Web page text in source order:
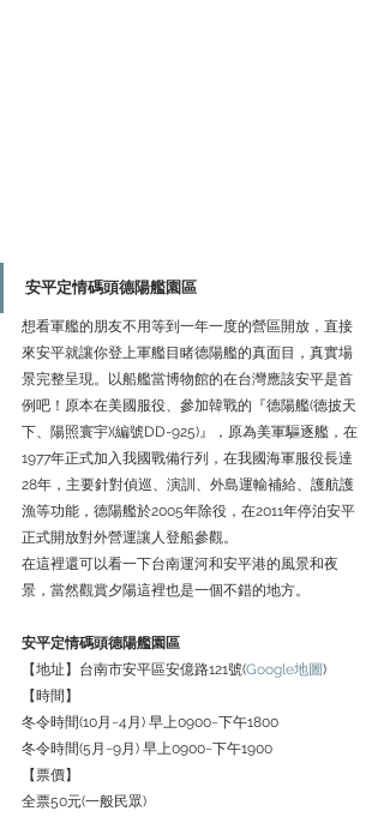
安平定情碼頭德陽艦園區
想看軍艦的朋友不用等到一年一度的營區開放，直接
來安平就讓你登上軍艦目睹德陽艦的真面目，真實場
景完整呈現。以船艦當博物館的在台灣應該安平是首
例吧！原本在美國服役、參加韓戰的『德陽艦(德披天
下、陽照寰宇)(編號DD-925)』，原為美軍驅逐艦，在
1977年正式加入我國戰備行列，在我國海軍服役長達
28年，主要針對偵巡、演訓、外島運輸補給、護航護
漁等功能，德陽艦於2005年除役，在2011年停泊安平
正式開放對外營運讓人登船參觀。
在這裡還可以看一下台南運河和安平港的風景和夜
景，當然觀賞夕陽這裡也是一個不錯的地方。
安平定情碼頭德陽艦園區
【地址】台南市安平區安億路121號(Google地圖)
【時間】
冬令時間(10月~4月) 早上0900~下午1800
冬令時間(5月~9月) 早上0900~下午1900
【票價】
全票50元(一般民眾)